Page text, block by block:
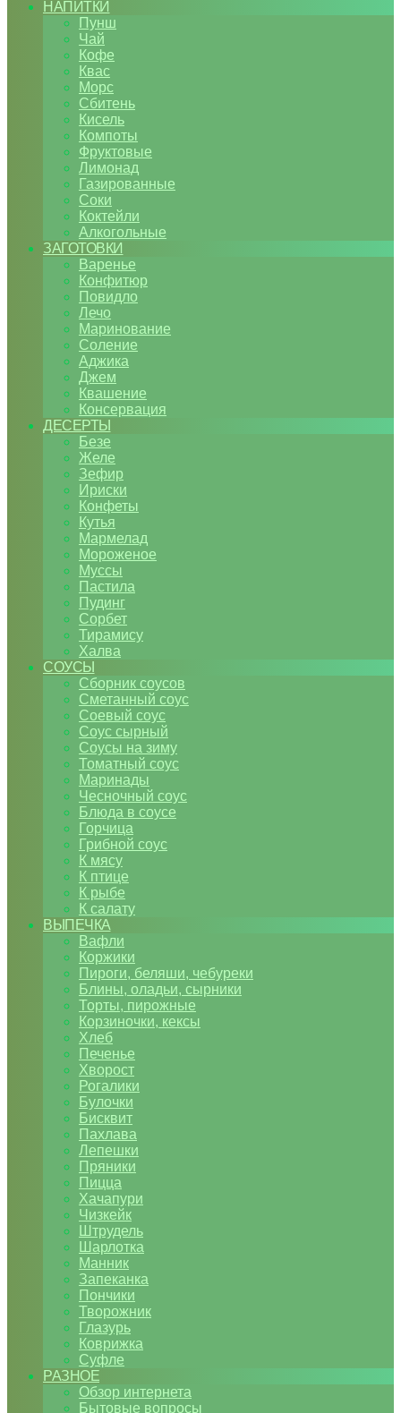
НАПИТКИ
Пунш
Чай
Кофе
Квас
Морс
Сбитень
Кисель
Компоты
Фруктовые
Лимонад
Газированные
Соки
Коктейли
Алкогольные
ЗАГОТОВКИ
Варенье
Конфитюр
Повидло
Лечо
Маринование
Соление
Аджика
Джем
Квашение
Консервация
ДЕСЕРТЫ
Безе
Желе
Зефир
Ириски
Конфеты
Кутья
Мармелад
Мороженое
Муссы
Пастила
Пудинг
Сорбет
Тирамису
Халва
СОУСЫ
Сборник соусов
Сметанный соус
Соевый соус
Соус сырный
Соусы на зиму
Томатный соус
Маринады
Чесночный соус
Блюда в соусе
Горчица
Грибной соус
К мясу
К птице
К рыбе
К салату
ВЫПЕЧКА
Вафли
Коржики
Пироги, беляши, чебуреки
Блины, оладьи, сырники
Торты, пирожные
Корзиночки, кексы
Хлеб
Печенье
Хворост
Рогалики
Булочки
Бисквит
Пахлава
Лепешки
Пряники
Пицца
Хачапури
Чизкейк
Штрудель
Шарлотка
Манник
Запеканка
Пончики
Творожник
Глазурь
Коврижка
Суфле
РАЗНОЕ
Обзор интернета
Бытовые вопросы